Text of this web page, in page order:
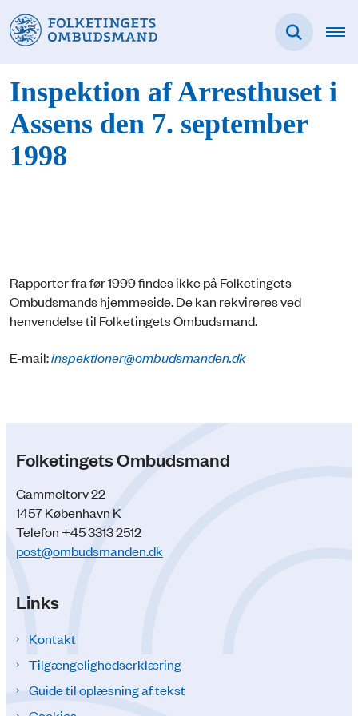
Inspektion af Arresthuset i
Assens den 7. september
1998
Rapporter fra før 1999 findes ikke på Folketingets
Ombudsmands hjemmeside. De kan rekvireres ved
henvendelse til Folketingets Ombudsmand.
E-mail:inspektioner@ombudsmanden.dk
Folketingets Ombudsmand
Gammeltorv 22
1457 København K
Telefon +45 3313 2512
post@ombudsmanden.dk
Links
Kontakt
Tilgængelighedserklæring
Guide til oplæsning af tekst